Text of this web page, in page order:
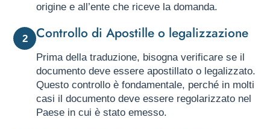
origine e all’ente che riceve la domanda.
2 Controllo di Apostille o legalizzazione
Prima della traduzione, bisogna verificare se il
documento deve essere apostillato o legalizzato.
Questo controllo è fondamentale, perché in molti
casi il documento deve essere regolarizzato nel
Paese in cui è stato emesso.